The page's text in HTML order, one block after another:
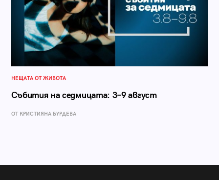
НЕЩАТА ОТ ЖИВОТА
Събития на седмицата: 3–9 август
ОТ КРИСТИЯНА БУРДЕВА